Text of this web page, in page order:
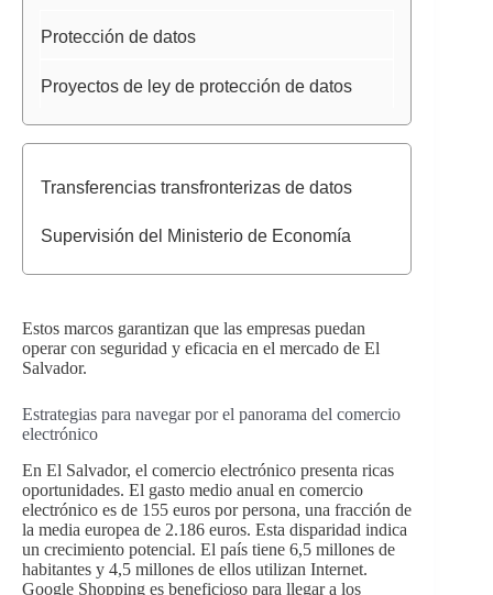
Protección de datos
Proyectos de ley de protección de datos
Transferencias transfronterizas de datos
Supervisión del Ministerio de Economía
Estos marcos garantizan que las empresas puedan
operar con seguridad y eficacia en el mercado de El
Salvador.
Estrategias para navegar por el panorama del comercio
electrónico
En El Salvador, el comercio electrónico presenta ricas
oportunidades. El gasto medio anual en comercio
electrónico es de 155 euros por persona, una fracción de
la media europea de 2.186 euros. Esta disparidad indica
un crecimiento potencial. El país tiene 6,5 millones de
habitantes y 4,5 millones de ellos utilizan Internet.
Google Shopping es beneficioso para llegar a los